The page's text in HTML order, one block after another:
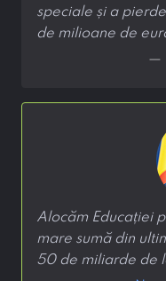
speciale și a
de milioane de
—
Alocăm Educației
mare sumă din
50 de miliarde de